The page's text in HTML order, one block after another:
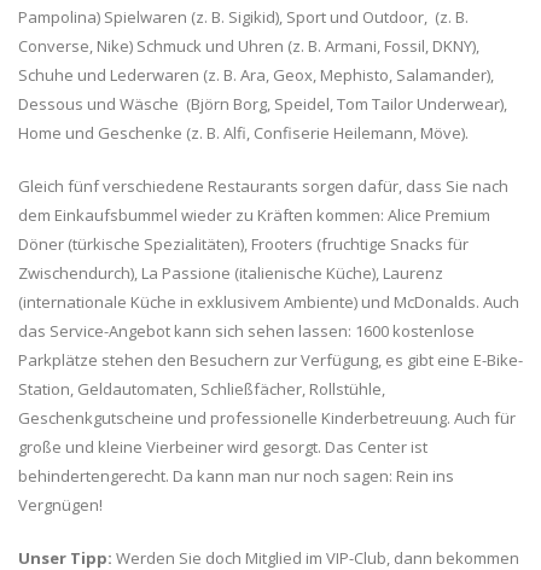
Pampolina) Spielwaren (z. B. Sigikid), Sport und Outdoor, (z. B.
Converse, Nike) Schmuck und Uhren (z. B. Armani, Fossil, DKNY),
Schuhe und Lederwaren (z. B. Ara, Geox, Mephisto, Salamander),
Dessous und Wäsche (Björn Borg, Speidel, Tom Tailor Underwear),
Home und Geschenke (z. B. Alfi, Confiserie Heilemann, Möve).
Gleich fünf verschiedene Restaurants sorgen dafür, dass Sie nach
dem Einkaufsbummel wieder zu Kräften kommen: Alice Premium
Döner (türkische Spezialitäten), Frooters (fruchtige Snacks für
Zwischendurch), La Passione (italienische Küche), Laurenz
(internationale Küche in exklusivem Ambiente) und McDonalds. Auch
das Service-Angebot kann sich sehen lassen: 1600 kostenlose
Parkplätze stehen den Besuchern zur Verfügung, es gibt eine E-Bike-
Station, Geldautomaten, Schließfächer, Rollstühle,
Geschenkgutscheine und professionelle Kinderbetreuung. Auch für
große und kleine Vierbeiner wird gesorgt. Das Center ist
behindertengerecht. Da kann man nur noch sagen: Rein ins
Vergnügen!
Unser Tipp: Werden Sie doch Mitglied im VIP-Club, dann bekommen